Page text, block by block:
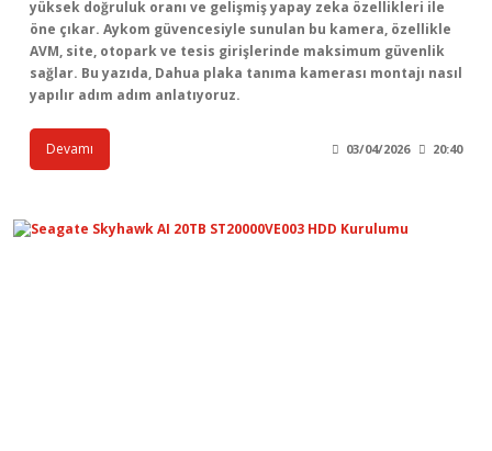
yüksek doğruluk oranı ve gelişmiş yapay zeka özellikleri ile
öne çıkar. Aykom güvencesiyle sunulan bu kamera, özellikle
AVM, site, otopark ve tesis girişlerinde maksimum güvenlik
sağlar. Bu yazıda, Dahua plaka tanıma kamerası montajı nasıl
yapılır adım adım anlatıyoruz.
Devamı 03/04/2026 20:40